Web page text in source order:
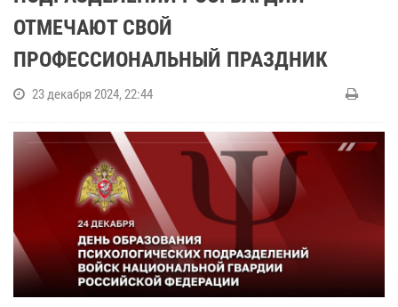
ОТМЕЧАЮТ СВОЙ
ПРОФЕССИОНАЛЬНЫЙ ПРАЗДНИК
23 декабря 2024, 22:44